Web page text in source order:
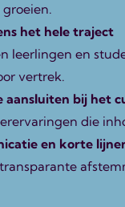
het hele traject
leerlingen en
vertrek.
aansluiten bij het
die
en korte